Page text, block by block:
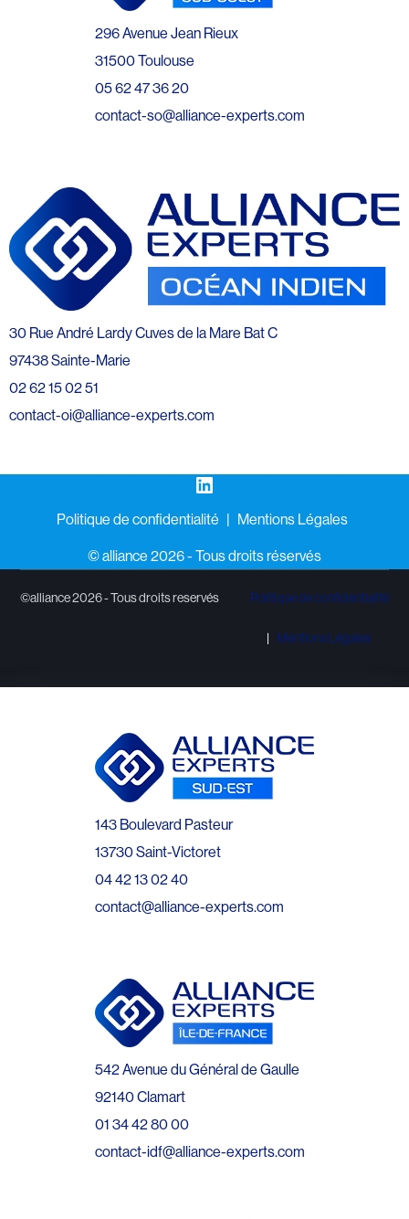
296 Avenue Jean Rieux
31500 Toulouse
05 62 47 36 20
contact-so@alliance-experts.com
30 Rue André Lardy Cuves de la Mare Bat C
97438 Sainte-Marie
02 62 15 02 51
contact-oi@alliance-experts.com
LinkedIn
Politique de confidentialité
Mentions Légales
©️ alliance 2026 - Tous droits réservés
©alliance 2026 - Tous droits reservés Politique de confidentialité
Mentions Légales
143 Boulevard Pasteur
13730 Saint-Victoret
04 42 13 02 40
contact@alliance-experts.com
542 Avenue du Général de Gaulle
92140 Clamart
01 34 42 80 00
contact-idf@alliance-experts.com